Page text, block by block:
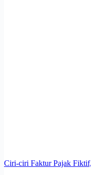
Ciri-ciri Faktur Pajak